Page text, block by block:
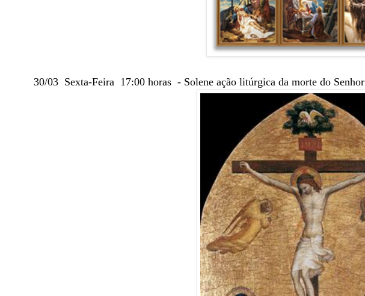
30/03 Sexta-Feira 17:00 horas - Solene ação litúrgica da morte do Senhor